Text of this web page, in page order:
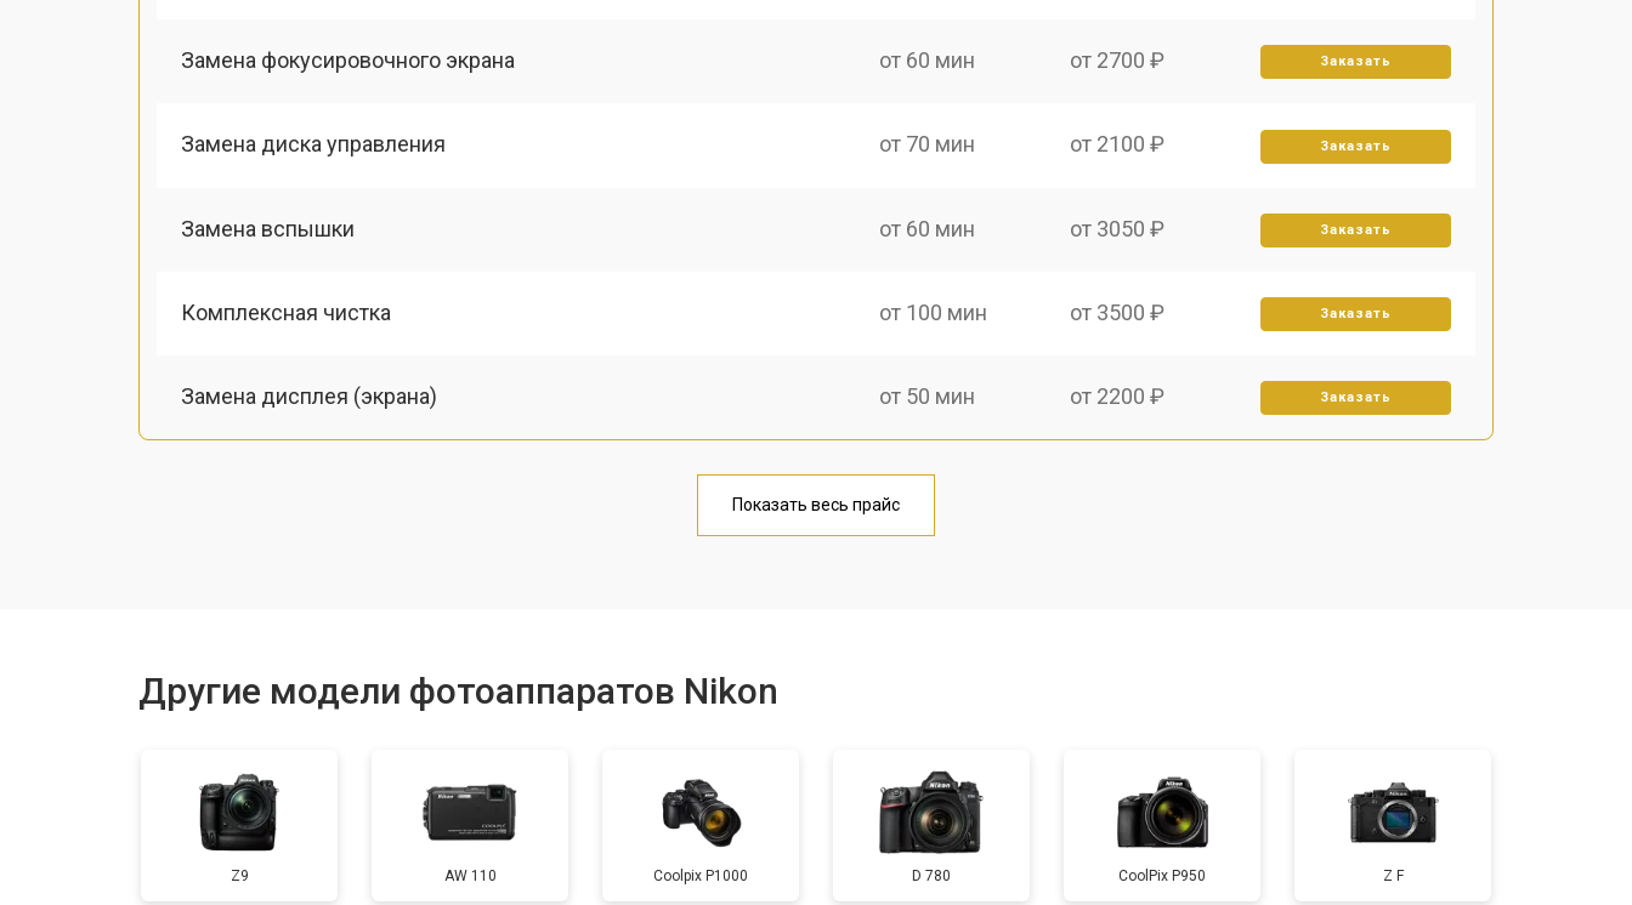
Замена фокусировочного экрана от 60 мин от 2700 ₽ Заказать
Замена диска управления от 70 мин от 2100 ₽ Заказать
Замена вспышки от 60 мин от 3050 ₽ Заказать
Комплексная чистка от 100 мин от 3500 ₽ Заказать
Замена дисплея (экрана) от 50 мин от 2200 ₽ Заказать
от 80 мин
Замена затвора от 80 мин от 2300 ₽ Заказать
Показать весь прайс
Другие модели фотоаппаратов Nikon
Z9 AW 110 Coolpix P1000 D 780 CoolPix P950 Z F